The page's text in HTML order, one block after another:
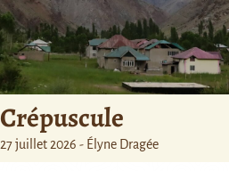
Crépuscule
27 juillet 2026 - Élyne Dragée